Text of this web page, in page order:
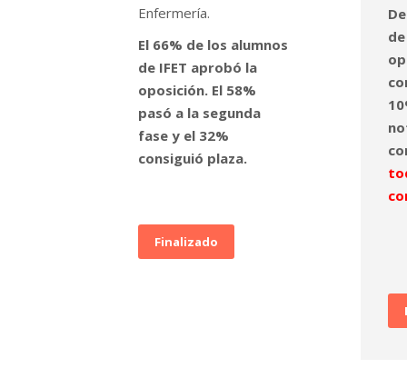
Enfermería.
El 66% de los alumnos
de IFET aprobó la
oposición. El 58%
pasó a la segunda
fase y el 32%
consiguió plaza.
Finalizado